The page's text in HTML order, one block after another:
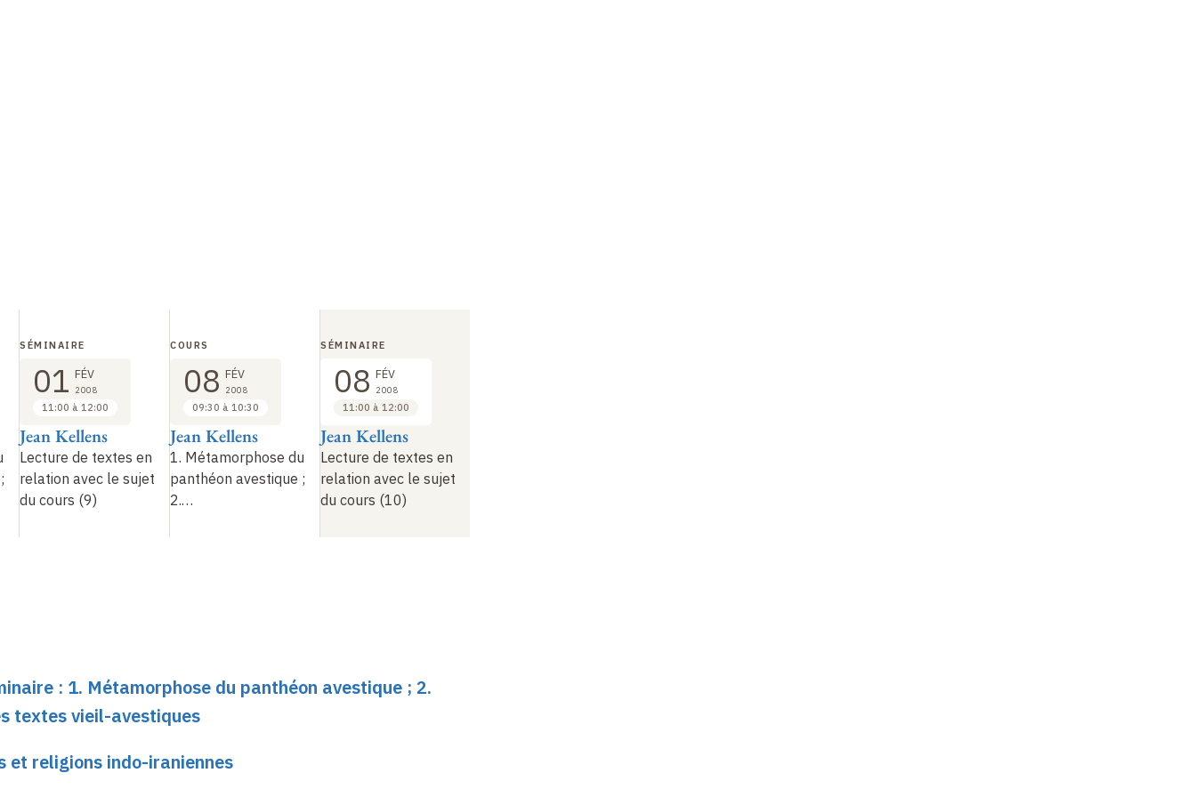
;
Lecture de textes en
relation avec le sujet
du cours (9)
Jean Kellens
SÉMINAIRE
01 FÉV
2008
11:00 à 12:00
1. Métamorphose du
panthéon avestique ;
2.…
Jean Kellens
COURS
08 FÉV
2008
09:30 à 10:30
Lecture de textes en
relation avec le sujet
du cours (10)
Jean Kellens
SÉMINAIRE
08 FÉV
2008
11:00 à 12:00
: 1. Métamorphose du panthéon avestique ; 2.
textes vieil-avestiques
et religions indo-iraniennes